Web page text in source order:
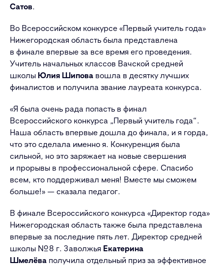
Сатов.
Во Всероссийском конкурсе «Первый учитель года»
Нижегородская область была представлена
в финале впервые за все время его проведения.
Учитель начальных классов Вачской средней
школы Юлия Шипова вошла в десятку лучших
финалистов и получила звание лауреата конкурса.
«Я была очень рада попасть в финал
Всероссийского конкурса „Первый учитель года“.
Наша область впервые дошла до финала, и я горда,
что это сделала именно я. Конкуренция была
сильной, но это заряжает на новые свершения
и прорывы в профессиональной сфере. Спасибо
всем, кто поддерживал меня! Вместе мы сможем
больше!» — сказала педагог.
В финале Всероссийского конкурса «Директор года»
Нижегородская область также была представлена
впервые за последние пять лет. Директор средней
школы № 8 г. Заволжья Екатерина
Шмелёва получила отдельный приз за эффективное